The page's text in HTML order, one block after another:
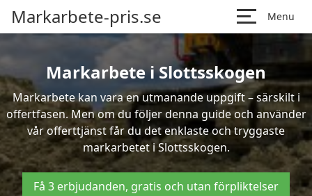
Markarbete-pris.se Menu
Markarbete i Slottsskogen
Markarbete kan vara en utmanande uppgift – särskilt i
offertfasen. Men om du följer denna guide och använder
vår offerttjänst får du det enklaste och tryggaste
markarbetet i Slottsskogen.
Få 3 erbjudanden, gratis och utan förpliktelser